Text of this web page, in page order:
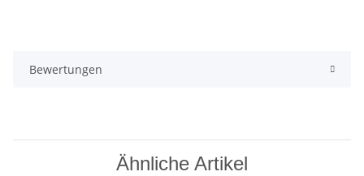
Bewertungen
Ähnliche Artikel